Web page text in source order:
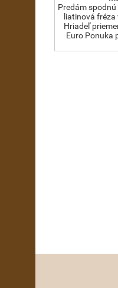
Predám
liatinová
Hriadeľ
Euro Ponuka